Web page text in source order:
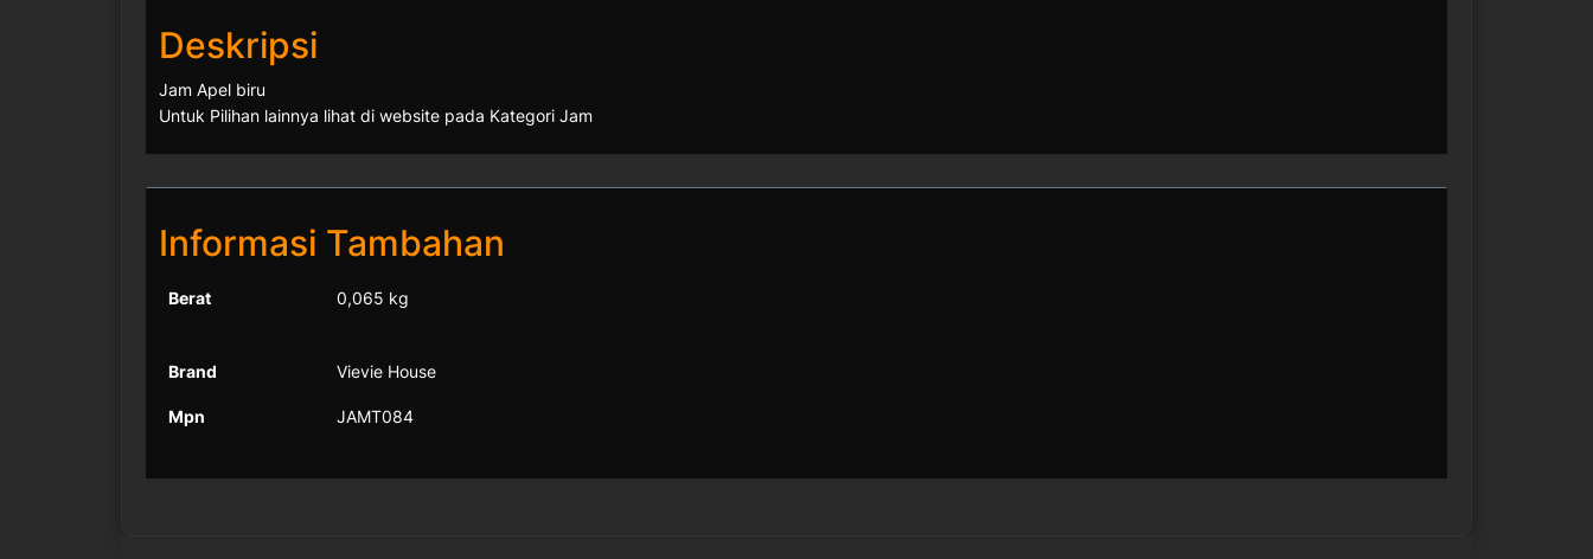
Deskripsi
Jam Apel biru
Untuk Pilihan lainnya lihat di website pada Kategori Jam
Informasi Tambahan
Berat 0,065 kg
Brand Vievie House
Mpn JAMT084